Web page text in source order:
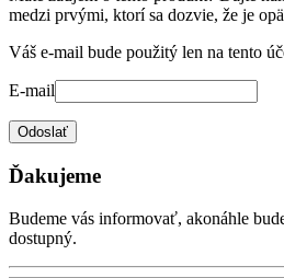
medzi prvými, ktorí sa dozvie, že je
Váš e-mail bude použitý len na tento
E-mail
Odoslať
Ďakujeme
Budeme vás informovať, akonáhle
dostupný.